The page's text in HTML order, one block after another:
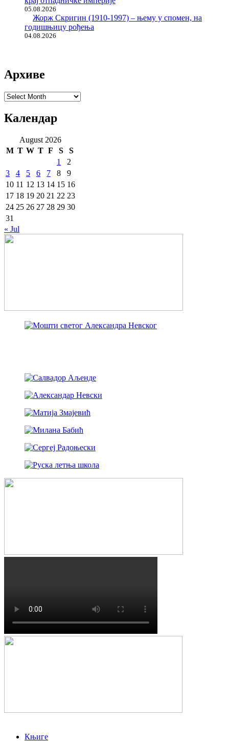
05.08.2026
Жорж Скригин (1910-1997) – њему у спомен, на
годишњицу рођења
04.08.2026
Архиве
Архиве
Календар
August 2026
M T W T F S
S
1
2
3
4 5 6 7 8
9
10 11 12 13 14 15 16
17 18 19 20 21 22 23
24 25 26 27 28 29 30
31
« Jul
Књиге